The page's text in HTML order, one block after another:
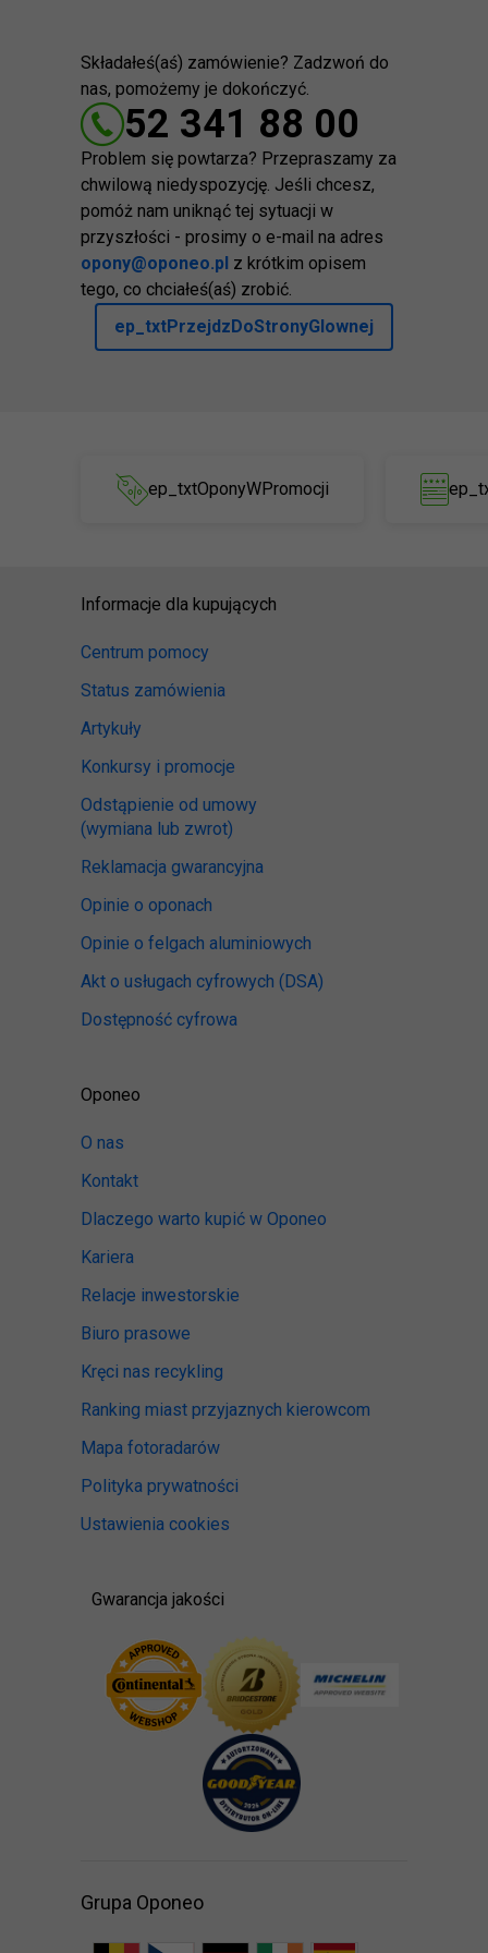
Składałeś(aś) zamówienie? Zadzwoń do
nas, pomożemy je dokończyć.
52 341 88 00
Problem się powtarza? Przepraszamy za
chwilową niedyspozycję. Jeśli chcesz,
pomóż nam uniknąć tej sytuacji w
przyszłości - prosimy o e-mail na adres
opony@oponeo.pl z krótkim opisem
tego, co chciałeś(aś) zrobić.
ep_txtPrzejdzDoStronyGlownej
ep_txtOponyWPromocji
Informacje dla kupujących
Centrum pomocy
Status zamówienia
Artykuły
Konkursy i promocje
Odstąpienie od umowy
(wymiana lub zwrot)
Reklamacja gwarancyjna
Opinie o oponach
Opinie o felgach aluminiowych
Akt o usługach cyfrowych (DSA)
Dostępność cyfrowa
Oponeo
O nas
Kontakt
Dlaczego warto kupić w Oponeo
Kariera
Relacje inwestorskie
Biuro prasowe
Kręci nas recykling
Ranking miast przyjaznych kierowcom
Mapa fotoradarów
Polityka prywatności
Ustawienia cookies
Gwarancja jakości
Grupa Oponeo